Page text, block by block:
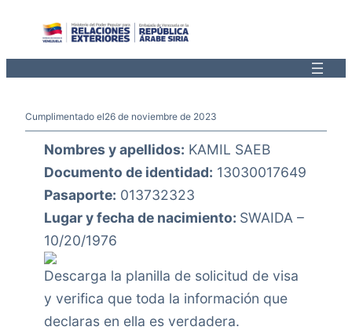
Cumplimentado el26 de noviembre de 2023
Nombres y apellidos: KAMIL SAEB
Documento de identidad: 13030017649
Pasaporte: 013732323
Lugar y fecha de nacimiento: SWAIDA –
10/20/1976
Descarga la planilla de solicitud de visa
y verifica que toda la información que
declaras en ella es verdadera.